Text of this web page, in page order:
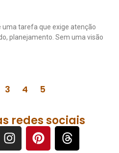
uma tarefa que exige atenção
planejamento. Sem uma visão
3 4 5
redes sociais